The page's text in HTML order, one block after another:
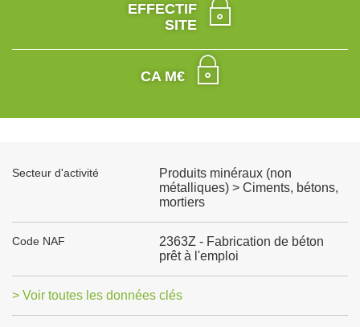
EFFECTIF
SITE
CA M€
Secteur d'activité
Produits minéraux (non
métalliques) > Ciments, bétons,
mortiers
Code NAF
2363Z - Fabrication de béton
prêt à l'emploi
> Voir toutes les données clés